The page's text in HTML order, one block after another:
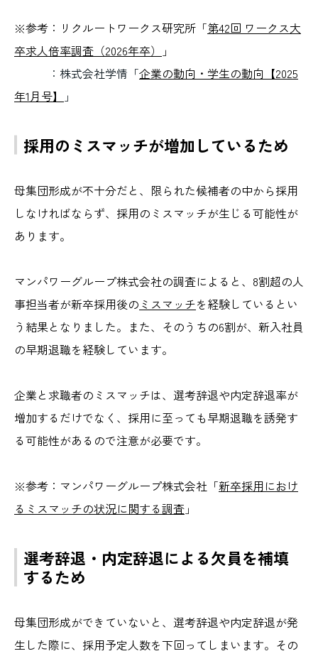
※参考：リクルートワークス研究所 「第42回 ワークス大
卒求人倍率調査（2026年卒）
」
：株式会社学情「企業の動向・学生の動向【2025
年1月号】
」
採用のミスマッチが増加しているため
母集団形成が不十分だと、限られた候補者の中から採用
しなければならず、採用のミスマッチが生じる可能性が
あります。
マンパワーグループ株式会社の調査によると、8割超の人
事担当者が新卒採用後の ミスマッチを経験しているとい
う結果となりました。また、そのうちの6割が、新入社員
の早期退職を経験しています。
企業と求職者のミスマッチは、選考辞退や内定辞退率が
増加するだけでなく、採用に至っても早期退職を誘発す
る可能性があるので注意が必要です。
※参考：マンパワーグループ株式会社 「新卒採用におけ
るミスマッチの状況に関する調査 」
選考辞退・内定辞退による欠員を補填
するため
母集団形成ができていないと、選考辞退や内定辞退が発
生した際に、採用予定人数を下回ってしまいます。その